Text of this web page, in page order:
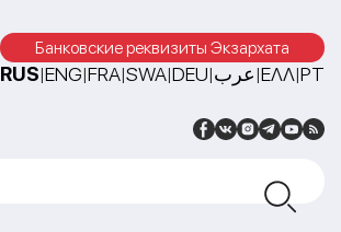
Банковские реквизиты Экзархата
RUS|ENG|FRA|SWA|DEU|عرب|ΕΛΛ|PT